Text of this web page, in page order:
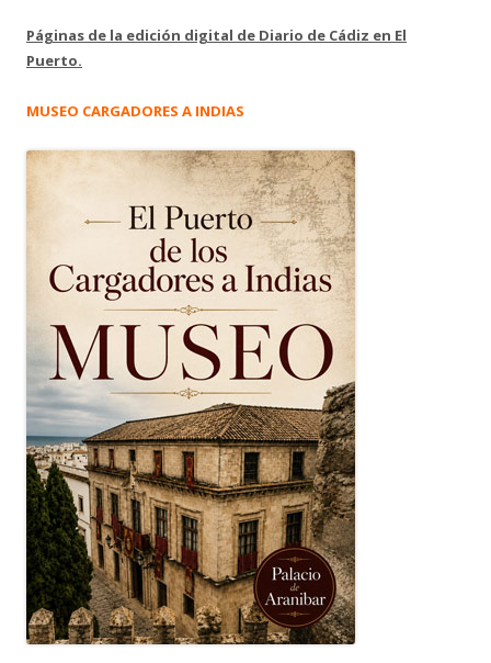
Páginas de la edición digital de Diario de Cádiz en El
Puerto.
MUSEO CARGADORES A INDIAS